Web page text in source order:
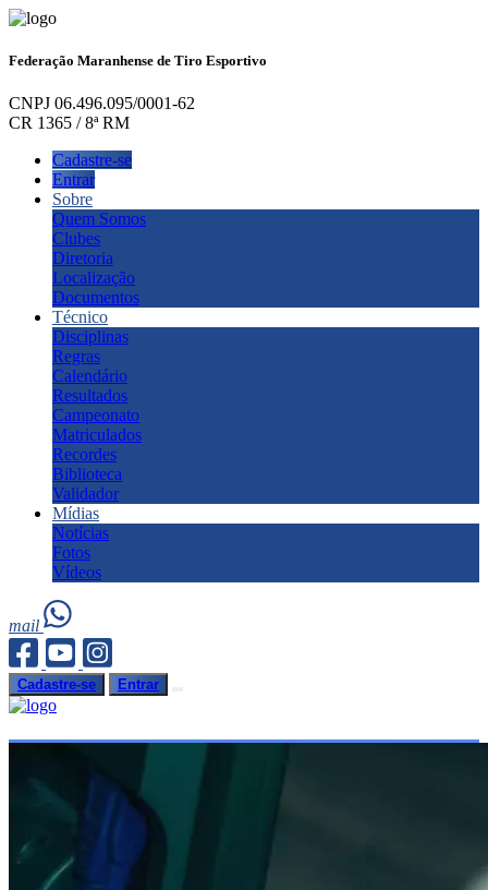
Federação Maranhense de Tiro Esportivo
CNPJ 06.496.095/0001-62
CR 1365 / 8ª RM
Cadastre-se
Entrar
Sobre
Quem Somos
Clubes
Diretoria
Localização
Documentos
Técnico
Disciplinas
Regras
Calendário
Resultados
Campeonato
Matriculados
Recordes
Biblioteca
Validador
Mídias
Notícias
Fotos
Vídeos
mail
Cadastre-se Entrar